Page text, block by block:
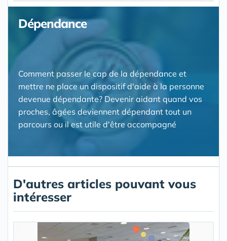
Dépendance
Comment passer le cap de la dépendance et
mettre ne place un dispositif d'aide à la personne
devenue dépendante? Devenir aidant quand vos
proches, âgées deviennent dépendant tout un
parcours ou il est utile d'être accompagné
D'autres articles pouvant vous
intéresser